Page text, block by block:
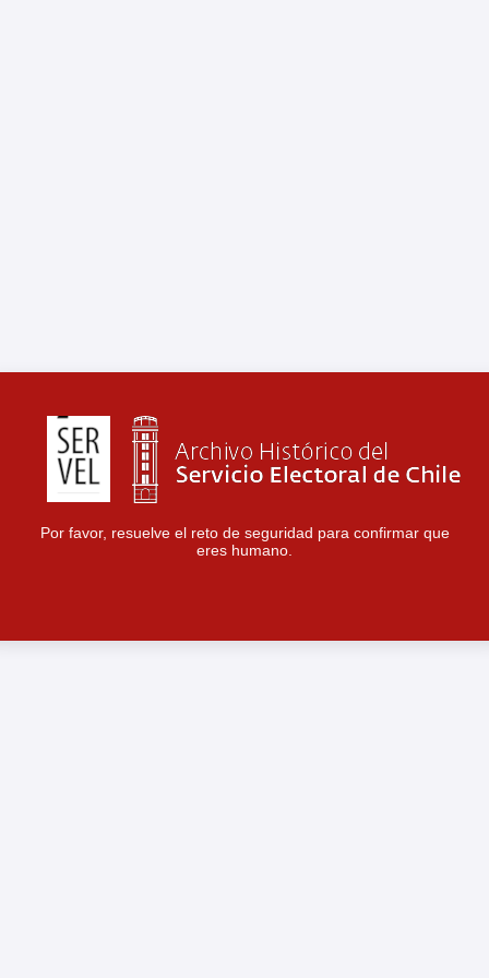
Por favor, resuelve el reto de seguridad para confirmar que
eres humano.